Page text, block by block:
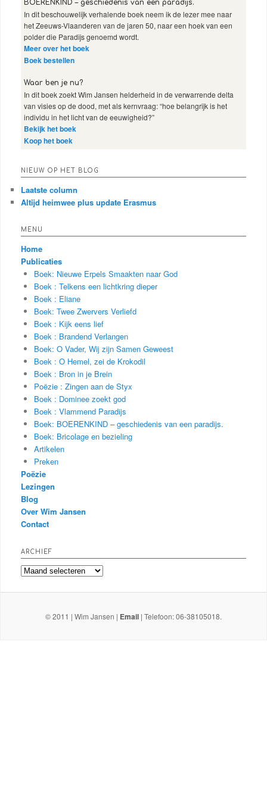
BOERENKIND – geschiedenis van een paradijs.
In dit beschouwelijk verhalende boek neem ik de lezer mee naar
het Zeeuws-Vlaanderen van de jaren 50, naar een hoek van een
polder die Paradijs genoemd wordt.
Meer over het boek
Boek bestellen
Waar ben je nu?
In dit boek zoekt Wim Jansen helderheid in de verwarrende delta
van visies op de dood, met als kernvraag: “hoe belangrijk is het
individu in het licht van de eeuwigheid?”
Bekijk het boek
Koop het boek
NIEUW OP HET BLOG
Laatste column
Altijd heimwee plus update Erasmus
MENU
Home
Publicaties
Boek: Nieuwe Erpels Smaakten naar God
Boek : Telkens een lichtkring dieper
Boek : Eliane
Boek: Twee Zwervers Verliefd
Boek : Kijk eens lief
Boek : Brandend Verlangen
Boek: O Vader, Wij zijn Samen Geweest
Boek : O Hemel, zei de Krokodil
Boek : Bron in je Brein
Poëzie : Zingen aan de Styx
Boek : Dominee zoekt god
Boek : Vlammend Paradijs
Boek: BOERENKIND – geschiedenis van een paradijs.
Boek: Bricolage en bezieling
Artikelen
Preken
Poëzie
Lezingen
Blog
Over Wim Jansen
Contact
ARCHIEF
Archief
© 2011 | Wim Jansen | Email | Telefoon: 06-38105018.